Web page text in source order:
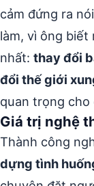
cảm đứng ra
làm, vì ông biết
nhất: thay đổi
đổi thế giới
quan trọng cho
Giá trị nghệ
Thành công
dựng tình